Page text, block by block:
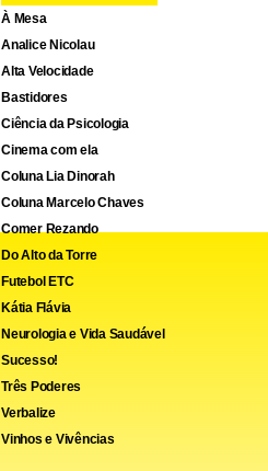
À Mesa
Analice Nicolau
Alta Velocidade
Bastidores
Ciência da Psicologia
Cinema com ela
Coluna Lia Dinorah
Coluna Marcelo Chaves
Comer Rezando
Do Alto da Torre
Futebol ETC
Kátia Flávia
Neurologia e Vida Saudável
Sucesso!
Três Poderes
Verbalize
Vinhos e Vivências